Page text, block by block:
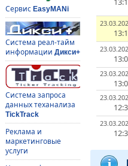
Сервис EasyMANi
Система реал-тайм
информации Дикси+
Система запроса
данных теханализа
TickTrack
Реклама и
маркетинговые
услуги